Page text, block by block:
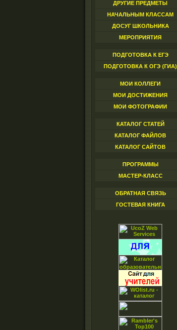
ДРУГИЕ ПРЕДМЕТЫ
НАЧАЛЬНЫМ КЛАССАМ
ДОСУГ ШКОЛЬНИКА
МЕРОПРИЯТИЯ
ПОДГОТОВКА К ЕГЭ
ПОДГОТОВКА К ОГЭ (ГИА)
МОИ КОЛЛЕГИ
МОИ ДОСТИЖЕНИЯ
МОИ ФОТОГРАФИИ
КАТАЛОГ СТАТЕЙ
КАТАЛОГ ФАЙЛОВ
КАТАЛОГ САЙТОВ
ПРОГРАММЫ
МАСТЕР-КЛАСС
ОБРАТНАЯ СВЯЗЬ
ГОСТЕВАЯ КНИГА